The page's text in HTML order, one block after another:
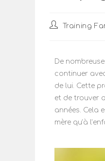
Training
De
continuer
de lui. Cette
et de trouver
années. Cela
mère qu’à